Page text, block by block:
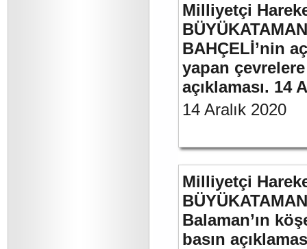
Milliyetçi
BAHÇELİ’nin
yapan
açıklaması. 14
14 Aralık 2020
Milliyetçi
Balaman’ın
basın